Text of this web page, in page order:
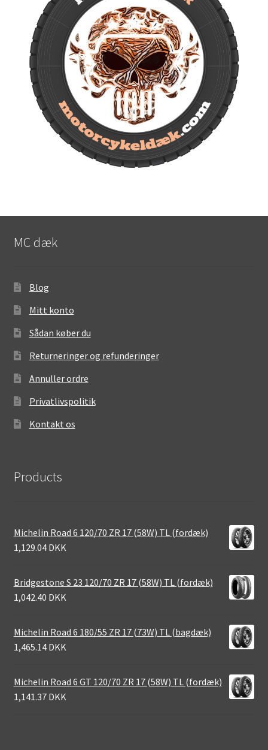
MC dæk
Blog
Mitt konto
Sådan køber du
Returneringer og refunderinger
Annuller ordre
Privatlivspolitik
Kontakt os
Products
Michelin Road 6 120/70 ZR 17 (58W) TL (fordæk)
1,129.04 DKK
Bridgestone S 23 120/70 ZR 17 (58W) TL (fordæk)
1,042.40 DKK
Michelin Road 6 180/55 ZR 17 (73W) TL (bagdæk)
1,465.14 DKK
Michelin Road 6 GT 120/70 ZR 17 (58W) TL (fordæk)
1,141.37 DKK